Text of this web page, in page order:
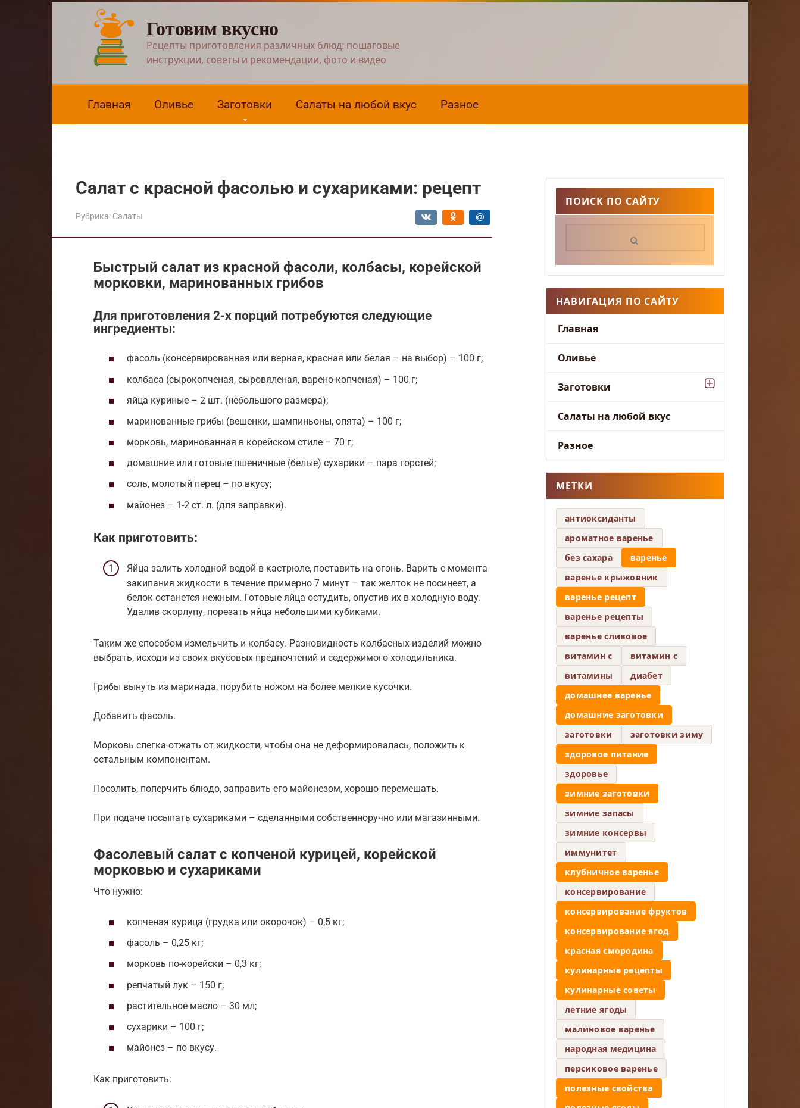
Готовим вкусно
Рецепты приготовления различных блюд: пошаговые
инструкции, советы и рекомендации, фото и видео
Главная Оливье Заготовки Салаты на любой вкус Разное
Салат с красной фасолью и сухариками: рецепт
Рубрика: Салаты
Быстрый салат из красной фасоли, колбасы, корейской
морковки, маринованных грибов
Для приготовления 2-х порций потребуются следующие
ингредиенты:
фасоль (консервированная или верная, красная или белая – на выбор) – 100 г;
колбаса (сырокопченая, сыровяленая, варено-копченая) – 100 г;
яйца куриные – 2 шт. (небольшого размера);
маринованные грибы (вешенки, шампиньоны, опята) – 100 г;
морковь, маринованная в корейском стиле – 70 г;
домашние или готовые пшеничные (белые) сухарики – пара горстей;
соль, молотый перец – по вкусу;
майонез – 1-2 ст. л. (для заправки).
Как приготовить:
Яйца залить холодной водой в кастрюле, поставить на огонь. Варить с момента
закипания жидкости в течение примерно 7 минут – так желток не посинеет, а
белок останется нежным. Готовые яйца остудить, опустив их в холодную воду.
Удалив скорлупу, порезать яйца небольшими кубиками.
Таким же способом измельчить и колбасу. Разновидность колбасных изделий можно
выбрать, исходя из своих вкусовых предпочтений и содержимого холодильника.
Грибы вынуть из маринада, порубить ножом на более мелкие кусочки.
Добавить фасоль.
Морковь слегка отжать от жидкости, чтобы она не деформировалась, положить к
остальным компонентам.
Посолить, поперчить блюдо, заправить его майонезом, хорошо перемешать.
При подаче посыпать сухариками – сделанными собственноручно или магазинными.
Фасолевый салат с копченой курицей, корейской
морковью и сухариками
Что нужно:
копченая курица (грудка или окорочок) – 0,5 кг;
фасоль – 0,25 кг;
морковь по-корейски – 0,3 кг;
репчатый лук – 150 г;
растительное масло – 30 мл;
сухарики – 100 г;
майонез – по вкусу.
Как приготовить:
ПОИСК ПО САЙТУ
НАВИГАЦИЯ ПО САЙТУ
Главная
Оливье
Заготовки
Салаты на любой вкус
Разное
МЕТКИ
антиоксиданты
ароматное варенье
без сахара
варенье
варенье крыжовник
варенье рецепт
варенье рецепты
варенье сливовое
витамин c
витамин с
витамины
диабет
домашнее варенье
домашние заготовки
заготовки
заготовки зиму
здоровое питание
здоровье
зимние заготовки
зимние запасы
зимние консервы
иммунитет
клубничное варенье
консервирование
консервирование фруктов
консервирование ягод
красная смородина
кулинарные рецепты
кулинарные советы
летние ягоды
малиновое варенье
народная медицина
персиковое варенье
полезные свойства